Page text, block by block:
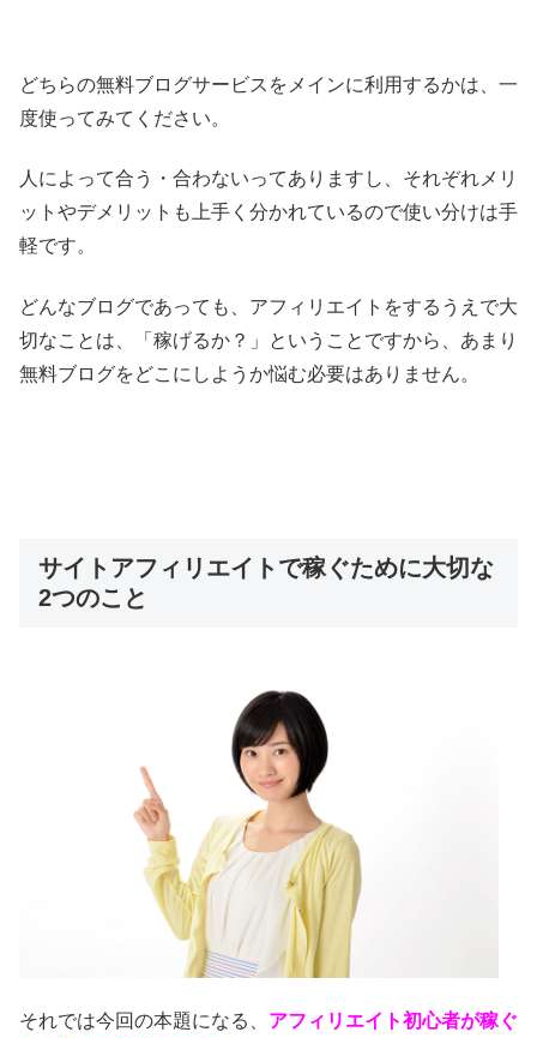
どちらの無料ブログサービスをメインに利用するかは、一
度使ってみてください。
人によって合う・合わないってありますし、それぞれメリ
ットやデメリットも上手く分かれているので使い分けは手
軽です。
どんなブログであっても、アフィリエイトをするうえで大
切なことは、「稼げるか？」ということですから、あまり
無料ブログをどこにしようか悩む必要はありません。
サイトアフィリエイトで稼ぐために大切な
2つのこと
それでは今回の本題になる、 アフィリエイト初心者が稼ぐ